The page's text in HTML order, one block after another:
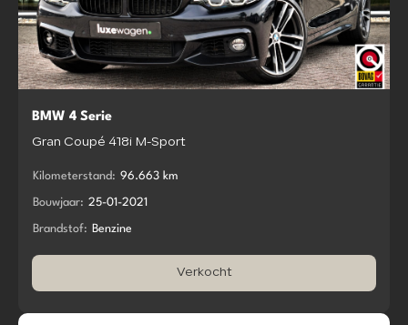
BMW 4 Serie
Gran Coupé 418i M-Sport
Kilometerstand: 96.663 km
Bouwjaar: 25-01-2021
Brandstof: Benzine
Verkocht